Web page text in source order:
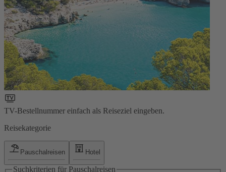
TV-Bestellnummer einfach als Reiseziel eingeben.
Reisekategorie
Pauschalreisen Hotel
Suchkriterien für Pauschalreisen